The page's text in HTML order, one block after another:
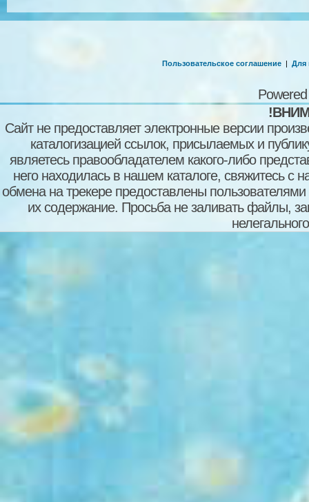
Пользовательское соглашение | Для
Сайт не предоставляет электронные версии
каталогизацией ссылок, присылаемых и
являетесь правообладателем какого-либо
него находилась в нашем каталоге, свяжитесь
обмена на трекере предоставлены пользователями
их содержание. Просьба не заливать файлы,